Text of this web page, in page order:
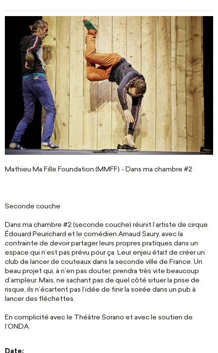
Mathieu Ma Fille Foundation (MMFF) - Dans ma chambre #2
Seconde couche
Dans ma chambre #2 (seconde couche) réunit l’artiste de cirque
Édouard Peurichard et le comédien Arnaud Saury, avec la
contrainte de devoir partager leurs propres pratiques dans un
espace qui n’est pas prévu pour ça. Leur enjeu était de créer un
club de lancer de couteaux dans la seconde ville de France. Un
beau projet qui, à n’en pas douter, prendra très vite beaucoup
d’ampleur. Mais, ne sachant pas de quel côté situer la prise de
risque, ils n’écartent pas l’idée de finir la soirée dans un pub à
lancer des fléchettes.
En complicité avec le Théâtre Sorano et avec le soutien de
l’ONDA.